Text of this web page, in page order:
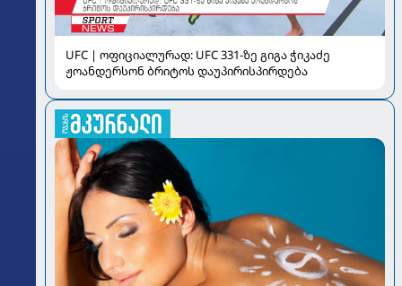
UFC | ოფიციალურად: UFC 331-ზე გიგა ჭიკაძე
ჟოანდერსონ ბრიტოს დაუპირისპირდება